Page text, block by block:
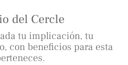
del Cercle
tu implicación, tu
con beneficios para esta